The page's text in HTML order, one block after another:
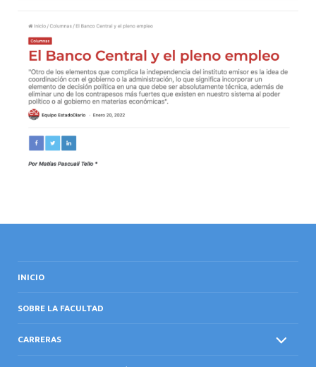
INICIO
SOBRE LA FACULTAD
CARRERAS